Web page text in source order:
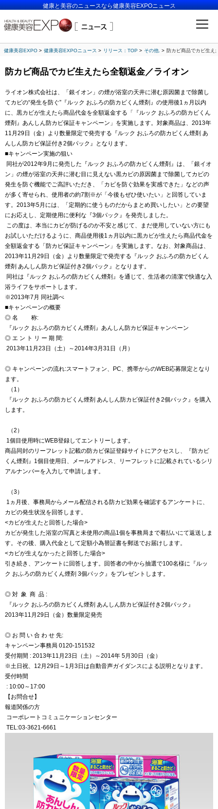
健康と美容のニュースなら健康美容EXPOニュース
健康美容EXPO 健康美容EXPOニュース リリース：TOP その他. 防カビ商品でカビ生え
防カビ商品でカビ生えたら全額返金／ライオン
ライオン株式会社は、「銀イオン」の煙が浴室の天井に潜む原因菌まで除菌し
てカビの“発生を防ぐ”『ルック おふろの防カビくん煙剤』の使用後1ヵ月以内
に、黒カビが生えたら商品代金を全額返金する「『ルック おふろの防カビくん
煙剤』あんしん防カビ保証キャンペーン」を実施します。対象商品は、2013年
11月29日（金）より数量限定で発売する『ルック おふろの防カビくん煙剤 あ
んしん防カビ保証付き2個パック』となります。
■キャンペーン実施の狙い
同社が2012年9月に発売した『ルック おふろの防カビくん煙剤』は、「銀イオ
ン」の煙が浴室の天井に潜む目に見えない黒カビの原因菌まで除菌してカビの
発生を防ぐ機能でご高評いただき、「カビを防ぐ効果を実感できた」などの声
が多く寄せられ、使用者の約7割※が「今後もぜひ使いたい」と回答していま
す。2013年5月には、「定期的に使うものだからまとめ買いしたい」との要望
にお応えし、定期使用に便利な『3個パック』を発売しました。
この度は、本当にカビが防げるのか不安と感じて、まだ使用していない方にも
お試しいただけるように、商品使用後1ヵ月以内に黒カビが生えたら商品代金を
全額返金する「防カビ保証キャンペーン」を実施します。なお、対象商品は、
2013年11月29日（金）より数量限定で発売する『ルック おふろの防カビくん
煙剤 あんしん防カビ保証付き2個パック』となります。
同社は『ルック おふろの防カビくん煙剤』を通じて、生活者の清潔で快適な入
浴ライフをサポートします。
※2013年7月 同社調べ
■キャンペーンの概要
◎ 名 称:
『ルック おふろの防カビくん煙剤』あんしん防カビ保証キャンペーン
◎ エ ン ト リ ー 期 間:
2013年11月23日（土）～2014年3月31日（月）
◎ キャンペーンの流れ:スマートフォン、PC、携帯からのWEB応募限定となり
ます。
（1）
『ルック おふろの防カビくん煙剤 あんしん防カビ保証付き2個パック』を購入
します。
（2）
1個目使用時にWEB登録してエントリーします。
商品同封のリーフレット記載の防カビ保証登録サイトにアクセスし、『防カビ
くん煙剤』1個目使用日、メールアドレス、リーフレットに記載されているシリ
アルナンバーを入力して申請します。
（3）
1ヵ月後、事務局からメール配信される防カビ効果を確認するアンケートに、
カビの発生状況を回答します。
<カビが生えたと回答した場合>
カビが発生した浴室の写真と未使用の商品1個を事務局まで着払いにて返送しま
す。その後、購入代金として定額小為替証書を郵送でお届けします。
<カビが生えなかったと回答した場合>
引き続き、アンケートに回答します。回答者の中から抽選で100名様に『ルッ
ク おふろの防カビくん煙剤 3個パック』をプレゼントします。
◎ 対 象 商 品 :
『ルック おふろの防カビくん煙剤 あんしん防カビ保証付き2個パック』
2013年11月29日（金）数量限定発売
◎ お 問 い 合 わ せ 先:
キャンペーン事務局 0120-151532
受付期間 : 2013年11月23日（土）～2014年 5月30日（金）
※土日祝、12月29日～1月3日は自動音声ガイダンスによる説明となります。
受付時間
: 10:00～17:00
【お問合せ】
報道関係の方
コーポレートコミュニケーションセンター
TEL:03-3621-6661